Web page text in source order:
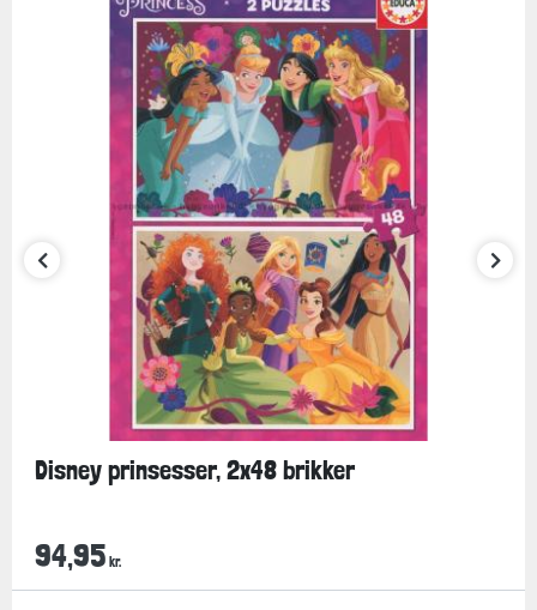
Disney prinsesser, 2x48 brikker
94,95 kr.